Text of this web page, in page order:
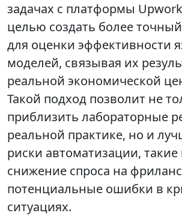
задачах с платформы
целью создать более
для оценки эффективности
моделей, связывая их
реальной экономической
Такой подход позволит не
приблизить лабораторные
реальной практике, но и
риски автоматизации, такие
снижение спроса на
потенциальные ошибки в
ситуациях.